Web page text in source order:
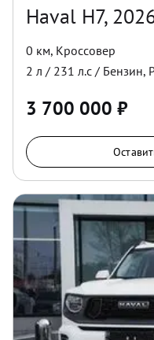
Haval H7,
0 км, Кроссовер
2 л / 231 л.с / Бензин,
3 700 000 ₽